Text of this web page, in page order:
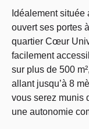
Idéalement
ouvert ses portes
quartier Cœur
facilement
sur plus de 500
allant jusqu’à 8
vous serez munis
une autonomie